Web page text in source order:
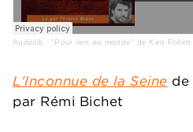
Audiolib · "Pour rien au monde" de Ken Follett
L'Inconnue de la Seine de
par Rémi Bichet